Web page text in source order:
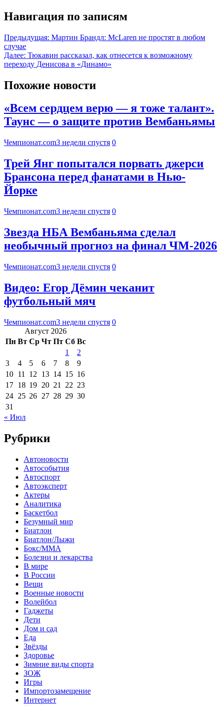
Навигация по записям
Предыдущая: Мартин Брандл: McLaren не простят в любом
случае
Далее: Тюкавин рассказал, как отнесется к возможному
переходу Денисова в «Динамо»
Похожие новости
«Всем сердцем верю — я тоже талант».
Таунс — о защите против Вембаньямы
Чемпионат.com3 недели спустя 0
Трей Янг попытался порвать джерси
Брансона перед фанатами в Нью-
Йорке
Чемпионат.com3 недели спустя 0
Звезда НБА Вембаньяма сделал
необычный прогноз на финал ЧМ-2026
Чемпионат.com3 недели спустя 0
Видео: Егор Дёмин чеканит
футбольный мяч
Чемпионат.com3 недели спустя 0
Август 2026
Пн Вт Ср Чт Пт Сб Вс
1
2
3
4 5 6 7 8
9
10 11 12 13 14 15 16
17 18 19 20 21 22 23
24 25 26 27 28 29 30
31
« Июл
Рубрики
Автоновости
Автособытия
Автоспорт
Автоэксперт
Актеры
Аналитика
Баскетбол
Безумный мир
Биатлон
Биатлон/Лыжи
Бокс/MMA
Болезни и лекарства
В мире
В России
Вещи
Военные новости
Волейбол
Гаджеты
Дети
Дом и сад
Еда
Звёзды
Здоровье
Зимние виды спорта
ЗОЖ
Игры
Импортозамещение
Интернет